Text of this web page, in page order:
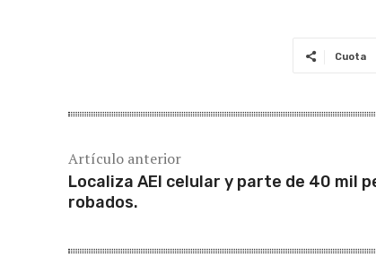
Cuota
Artículo anterior
Localiza AEI celular y parte de 40 mil
robados.